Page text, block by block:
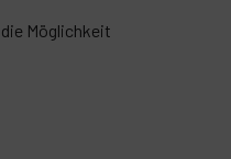
Möglichkeit